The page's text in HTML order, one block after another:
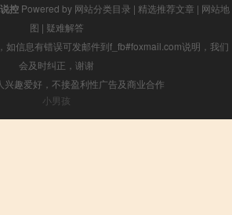
控 Powered by 网站分类目录 | 精选推荐文章 | 网站地
图 | 疑难解答
如信息有错误可发邮件到f_fb#foxmail.com说明，我们
会及时纠正，谢谢
兴趣爱好，不接盈利性广告及商业合作
小男孩